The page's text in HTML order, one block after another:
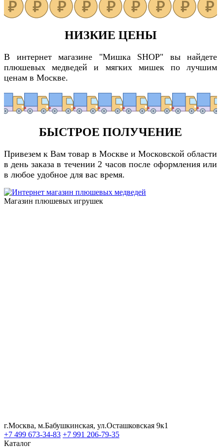
НИЗКИЕ ЦЕНЫ
В интернет магазине "Мишка SHOP" вы найдете
плюшевых медведей и мягких мишек по лучшим
ценам в Москве.
БЫСТРОЕ ПОЛУЧЕНИЕ
Привезем к Вам товар в Москве и Московской области
в день заказа в течении 2 часов после оформления или
в любое удобное для вас время.
Магазин плюшевых игрушек
г.Москва, м.Бабушкинская, ул.Осташковская 9к1
+7 499 673-34-83 +7 991 206-79-35
Каталог